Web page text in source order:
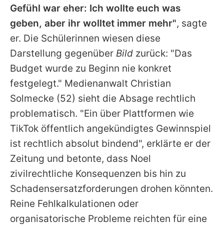
Gefühl war eher: Ich wollte euch was
geben, aber ihr wolltet immer mehr", sagte
er. Die Schülerinnen wiesen diese
Darstellung gegenüber Bild zurück: "Das
Budget wurde zu Beginn nie konkret
festgelegt." Medienanwalt Christian
Solmecke (52) sieht die Absage rechtlich
problematisch. "Ein über Plattformen wie
TikTok öffentlich angekündigtes Gewinnspiel
ist rechtlich absolut bindend", erklärte er der
Zeitung und betonte, dass Noel
zivilrechtliche Konsequenzen bis hin zu
Schadensersatzforderungen drohen könnten.
Reine Fehlkalkulationen oder
organisatorische Probleme reichten für eine